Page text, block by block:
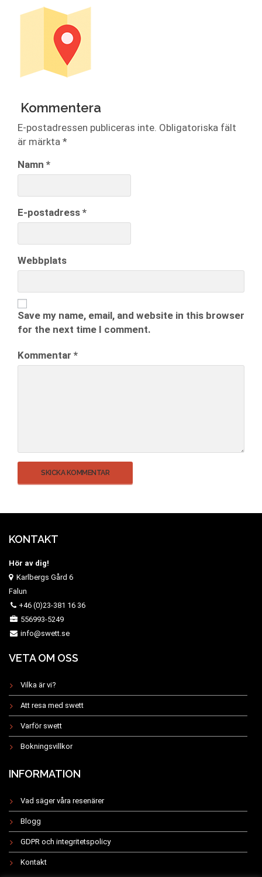
Kommentera
E-postadressen publiceras inte. Obligatoriska fält
är märkta *
Namn *
E-postadress *
Webbplats
Save my name, email, and website in this browser
for the next time I comment.
Kommentar *
KONTAKT
Hör av dig!
Karlbergs Gård 6
Falun
+46 (0)23-381 16 36
556993-5249
info@swett.se
VETA OM OSS
Vilka är vi?
Att resa med swett
Varför swett
Bokningsvillkor
INFORMATION
Vad säger våra resenärer
Blogg
GDPR och integritetspolicy
Kontakt